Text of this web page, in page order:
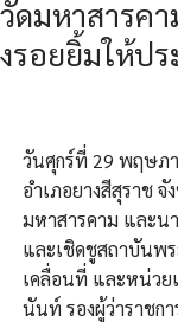
ดมหาสารค
รอยยิ้มให้ป
วันศุกร์ที่ 29 พฤษภ
อำเภอยางสีสุราช
มหาสารคาม และน
และเชิดชูสถาบันพ
เคลื่อนที่ และหน่วย
นันท์ รองผู้ว่าราชก